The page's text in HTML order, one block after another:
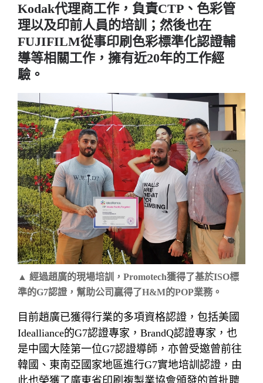
Kodak代理商工作，負責CTP、色彩管
理以及印前人員的培訓；然後也在
FUJIFILM從事印刷色彩標準化認證輔
導等相關工作，擁有近20年的工作經
驗。
▲ 經過趙廣的現場培訓，Promotech獲得了基於ISO標
準的G7認證，幫助公司贏得了H&M的POP業務。
目前趙廣已獲得行業的多項資格認證，包括美國
Idealliance的G7認證專家，BrandQ認證專家，也
是中國大陸第一位G7認證導師，亦曾受邀曾前往
韓國、東南亞國家地區進行G7實地培訓認證，由
此也榮獲了廣東省印刷複製業協會頒發的首批聘